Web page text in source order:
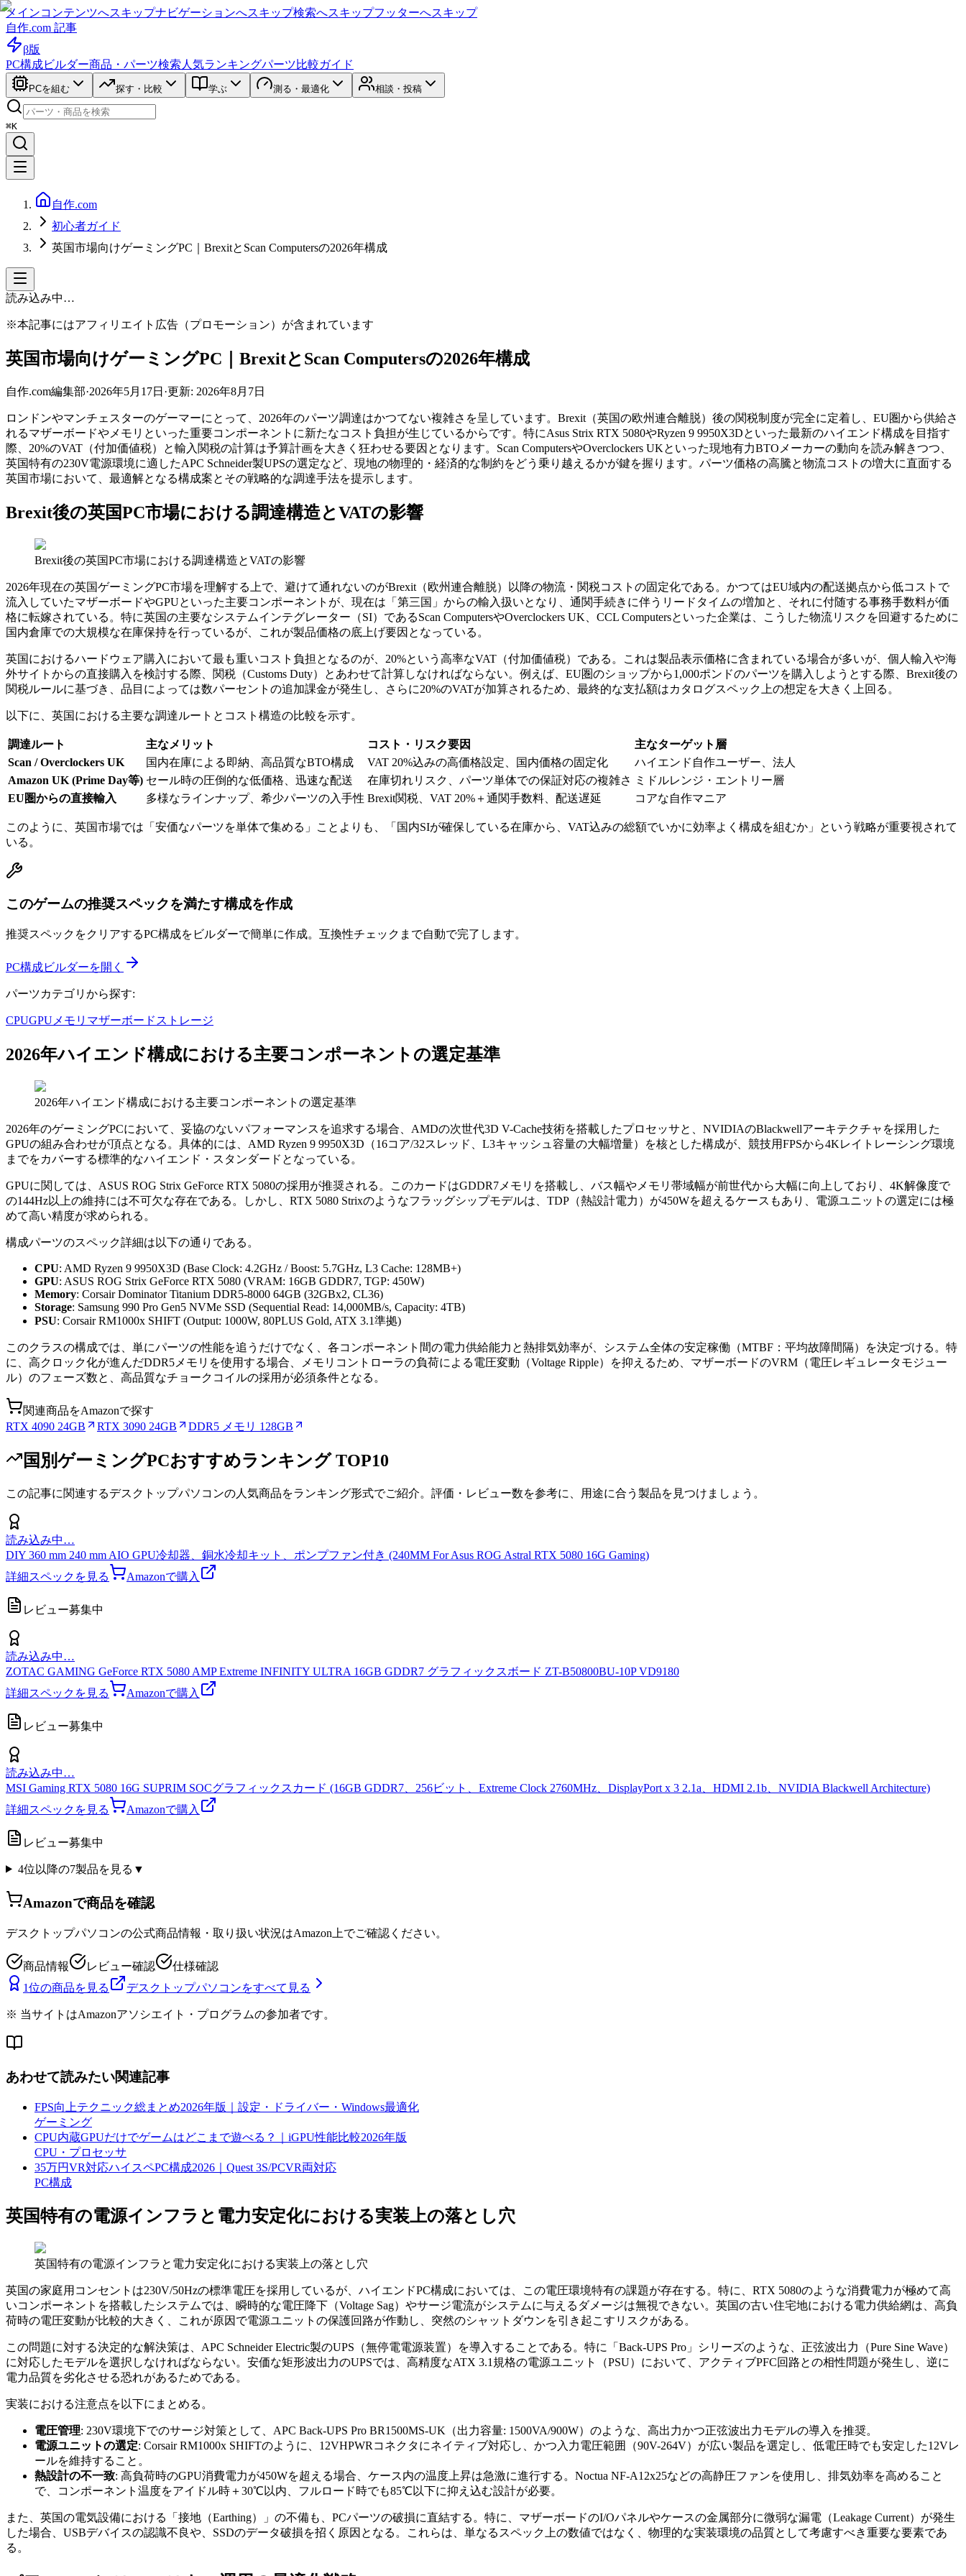
メインコンテンツへスキップナビゲーションへスキップ検索へスキップフッターへスキップ
自作.com 記事
β版
PC構成ビルダー商品・パーツ検索 人気ランキングパーツ比較ガイド
PCを組む 探す・比較 学ぶ 測る・最適化 相談・投稿
⌘K
自作.com
初心者ガイド
英国市場向けゲーミングPC｜BrexitとScan Computersの2026年構成
読み込み中…
※本記事にはアフィリエイト広告（プロモーション）が含まれています
英国市場向けゲーミングPC｜BrexitとScan Computersの2026年構成
自作.com編集部·2026年5月17日 ·更新: 2026年8月7日
ロンドンやマンチェスターのゲーマーにとって、2026年のパーツ調達はかつてない複雑さを呈しています。Brexit（英国の欧州連合離脱）後の関税制度が完全に定着し、EU圏から供給さ
れるマザーボードやメモリといった重要コンポーネントに新たなコスト負担が生じているからです。特にAsus Strix RTX 5080やRyzen 9 9950X3Dといった最新のハイエンド構成を目指す
際、20%のVAT（付加価値税）と輸入関税の計算は予算計画を大きく狂わせる要因となります。Scan ComputersやOverclockers UKといった現地有力BTOメーカーの動向を読み解きつつ、
英国特有の230V電源環境に適したAPC Schneider製UPSの選定など、現地の物理的・経済的な制約をどう乗り越えるかが鍵を握ります。パーツ価格の高騰と物流コストの増大に直面する
英国市場において、最適解となる構成案とその戦略的な調達手法を提示します。
Brexit後の英国PC市場における調達構造とVATの影響
Brexit後の英国PC市場における調達構造とVATの影響
2026年現在の英国ゲーミングPC市場を理解する上で、避けて通れないのがBrexit（欧州連合離脱）以降の物流・関税コストの固定化である。かつてはEU域内の配送拠点から低コストで
流入していたマザーボードやGPUといった主要コンポーネントが、現在は「第三国」からの輸入扱いとなり、通関手続きに伴うリードタイムの増加と、それに付随する事務手数料が価
格に転嫁されている。特に英国の主要なシステムインテグレーター（SI）であるScan ComputersやOverclockers UK、CCL Computersといった企業は、こうした物流リスクを回避するために
国内倉庫での大規模な在庫保持を行っているが、これが製品価格の底上げ要因となっている。
英国におけるハードウェア購入において最も重いコスト負担となるのが、20%という高率なVAT（付加価値税）である。これは製品表示価格に含まれている場合が多いが、個人輸入や海
外サイトからの直接購入を検討する際、関税（Customs Duty）とあわせて計算しなければならない。例えば、EU圏のショップから1,000ポンドのパーツを購入しようとする際、Brexit後の
関税ルールに基づき、品目によっては数パーセントの追加課金が発生し、さらに20%のVATが加算されるため、最終的な支払額はカタログスペック上の想定を大きく上回る。
以下に、英国における主要な調達ルートとコスト構造の比較を示す。
調達ルート 主なメリット コスト・リスク要因
主なターゲット層
Scan / Overclockers UK
国内在庫による即納、高品質なBTO構成 VAT 20%込みの高価格設定、国内価格の固定化
ハイエンド自作ユーザー、法人
Amazon UK (Prime Day等) セール時の圧倒的な低価格、迅速な配送 在庫切れリスク、パーツ単体での保証対応の複雑さ
ミドルレンジ・エントリー層
EU圏からの直接輸入
多様なラインナップ、希少パーツの入手性 Brexit関税、VAT 20%＋通関手数料、配送遅延 コアな自作マニア
このように、英国市場では「安価なパーツを単体で集める」ことよりも、「国内SIが確保している在庫から、VAT込みの総額でいかに効率よく構成を組むか」という戦略が重要視されて
いる。
このゲームの推奨スペックを満たす構成を作成
推奨スペックをクリアするPC構成をビルダーで簡単に作成。互換性チェックまで自動で完了します。
PC構成ビルダーを開く
パーツカテゴリから探す:
CPUGPU メモリ マザーボード ストレージ
2026年ハイエンド構成における主要コンポーネントの選定基準
2026年ハイエンド構成における主要コンポーネントの選定基準
2026年のゲーミングPCにおいて、妥協のないパフォーマンスを追求する場合、AMDの次世代3D V-Cache技術を搭載したプロセッサと、NVIDIAのBlackwellアーキテクチャを採用した
GPUの組み合わせが頂点となる。具体的には、AMD Ryzen 9 9950X3D（16コア/32スレッド、L3キャッシュ容量の大幅増量）を核とした構成が、競技用FPSから4Kレイトレーシング環境
までをカバーする標準的なハイエンド・スタンダードとなっている。
GPUに関しては、ASUS ROG Strix GeForce RTX 5080の採用が推奨される。このカードはGDDR7メモリを搭載し、バス幅やメモリ帯域幅が前世代から大幅に向上しており、4K解像度で
の144Hz以上の維持には不可欠な存在である。しかし、RTX 5080 Strixのようなフラッグシップモデルは、TDP（熱設計電力）が450Wを超えるケースもあり、電源ユニットの選定には極
めて高い精度が求められる。
構成パーツのスペック詳細は以下の通りである。
CPU: AMD Ryzen 9 9950X3D (Base Clock: 4.2GHz / Boost: 5.7GHz, L3 Cache: 128MB+)
GPU: ASUS ROG Strix GeForce RTX 5080 (VRAM: 16GB GDDR7, TGP: 450W)
Memory: Corsair Dominator Titanium DDR5-8000 64GB (32GBx2, CL36)
Storage: Samsung 990 Pro Gen5 NVMe SSD (Sequential Read: 14,000MB/s, Capacity: 4TB)
PSU: Corsair RM1000x SHIFT (Output: 1000W, 80PLUS Gold, ATX 3.1準拠)
このクラスの構成では、単にパーツの性能を追うだけでなく、各コンポーネント間の電力供給能力と熱排気効率が、システム全体の安定稼働（MTBF：平均故障間隔）を決定づける。特
に、高クロック化が進んだDDR5メモリを使用する場合、メモリコントローラの負荷による電圧変動（Voltage Ripple）を抑えるため、マザーボードのVRM（電圧レギュレータモジュー
ル）のフェーズ数と、高品質なチョークコイルの採用が必須条件となる。
関連商品をAmazonで探す
RTX 4090 24GB
RTX 3090 24GB DDR5 メモリ 128GB
国別ゲーミングPCおすすめランキング TOP10
この記事に関連するデスクトップパソコンの人気商品をランキング形式でご紹介。評価・レビュー数を参考に、用途に合う製品を見つけましょう。
読み込み中…
DIY 360 mm 240 mm AIO GPU冷却器、銅水冷却キット、ポンプファン付き (240MM For Asus ROG Astral RTX 5080 16G Gaming)
詳細スペックを見る
Amazonで購入
レビュー募集中
読み込み中…
ZOTAC GAMING GeForce RTX 5080 AMP Extreme INFINITY ULTRA 16GB GDDR7 グラフィックスボード ZT-B50800BU-10P VD9180
詳細スペックを見る
Amazonで購入
レビュー募集中
読み込み中…
MSI Gaming RTX 5080 16G SUPRIM SOCグラフィックスカード (16GB GDDR7、256ビット、Extreme Clock 2760MHz、DisplayPort x 3 2.1a、HDMI 2.1b、NVIDIA Blackwell Architecture)
詳細スペックを見る
Amazonで購入
レビュー募集中
4位以降の7製品を見る ▼
Amazonで商品を確認
デスクトップパソコンの公式商品情報・取り扱い状況はAmazon上でご確認ください。
商品情報 レビュー確認
仕様確認
1位の商品を見る
デスクトップパソコンをすべて見る
※ 当サイトはAmazonアソシエイト・プログラムの参加者です。
あわせて読みたい関連記事
FPS向上テクニック総まとめ2026年版｜設定・ドライバー・Windows最適化
ゲーミング
CPU内蔵GPUだけでゲームはどこまで遊べる？｜iGPU性能比較2026年版
CPU・プロセッサ
35万円VR対応ハイスペPC構成2026｜Quest 3S/PCVR両対応
PC構成
英国特有の電源インフラと電力安定化における実装上の落とし穴
英国特有の電源インフラと電力安定化における実装上の落とし穴
英国の家庭用コンセントは230V/50Hzの標準電圧を採用しているが、ハイエンドPC構成においては、この電圧環境特有の課題が存在する。特に、RTX 5080のような消費電力が極めて高
いコンポーネントを搭載したシステムでは、瞬時的な電圧降下（Voltage Sag）やサージ電流がシステムに与えるダメージは無視できない。英国の古い住宅地における電力供給網は、高負
荷時の電圧変動が比較的大きく、これが原因で電源ユニットの保護回路が作動し、突然のシャットダウンを引き起こすリスクがある。
この問題に対する決定的な解決策は、APC Schneider Electric製のUPS（無停電電源装置）を導入することである。特に「Back-UPS Pro」シリーズのような、正弦波出力（Pure Sine Wave）
に対応したモデルを選択しなければならない。安価な矩形波出力のUPSでは、高精度なATX 3.1規格の電源ユニット（PSU）において、アクティブPFC回路との相性問題が発生し、逆に
電力品質を劣化させる恐れがあるためである。
実装における注意点を以下にまとめる。
電圧管理: 230V環境下でのサージ対策として、APC Back-UPS Pro BR1500MS-UK（出力容量: 1500VA/900W）のような、高出力かつ正弦波出力モデルの導入を推奨。
電源ユニットの選定: Corsair RM1000x SHIFTのように、12VHPWRコネクタにネイティブ対応し、かつ入力電圧範囲（90V-264V）が広い製品を選定し、低電圧時でも安定した12Vレ
ールを維持すること。
熱設計の不一致: 高負荷時のGPU消費電力が450Wを超える場合、ケース内の温度上昇は急激に進行する。Noctua NF-A12x25などの高静圧ファンを使用し、排気効率を高めること
で、コンポーネント温度をアイドル時＋30℃以内、フルロード時でも85℃以下に抑え込む設計が必要。
また、英国の電気設備における「接地（Earthing）」の不備も、PCパーツの破損に直結する。特に、マザーボードのI/Oパネルやケースの金属部分に微弱な漏電（Leakage Current）が発生
した場合、USBデバイスの認識不良や、SSDのデータ破損を招く原因となる。これらは、単なるスペック上の数値ではなく、物理的な実装環境の品質として考慮すべき重要な要素であ
る。